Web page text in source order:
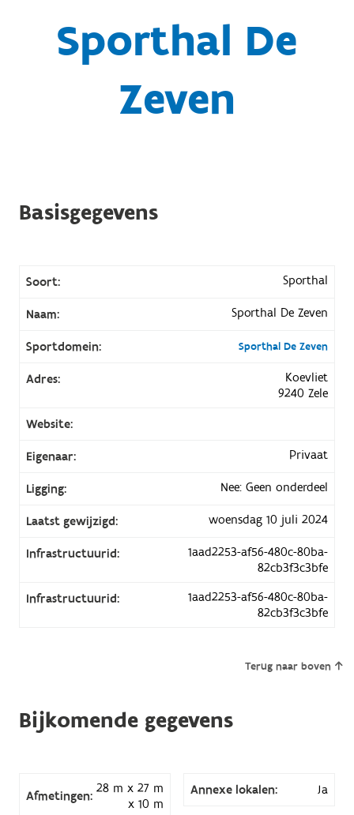
Sporthal De
Zeven
Basisgegevens
Soort: Sporthal
Naam: Sporthal De Zeven
Sportdomein: Sporthal De Zeven
Adres:
Koevliet
9240 Zele
Website:
Eigenaar: Privaat
Ligging: Nee: Geen onderdeel
Laatst gewijzigd: woensdag 10 juli 2024
Infrastructuurid:
1aad2253-af56-480c-80ba-
82cb3f3c3bfe
Infrastructuurid:
1aad2253-af56-480c-80ba-
82cb3f3c3bfe
Terug naar boven
Bijkomende gegevens
Afmetingen: 28 m x 27 m
x 10 m
Annexe lokalen: Ja